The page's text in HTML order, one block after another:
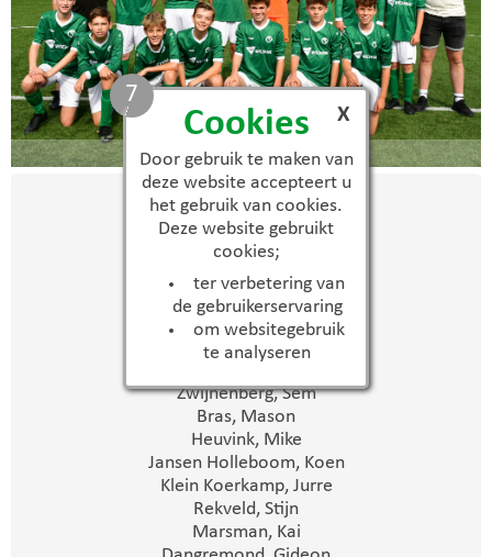
Cookies
Door gebruik te maken van
deze website accepteert u
het gebruik van cookies.
Deze website gebruikt
cookies;
ter verbetering van
de gebruikerservaring
om websitegebruik
te analyseren
X
6
JO15-1
Spelers
Vrolijken, Siem
Dangremond, Boudewijn
Have, ten Tom
Groot, Sem de
Lorkeers, Rens
Schoorlemmer, Diede
Zwijnenberg, Sem
Bras, Mason
Heuvink, Mike
Jansen Holleboom, Koen
Klein Koerkamp, Jurre
Rekveld, Stijn
Marsman, Kai